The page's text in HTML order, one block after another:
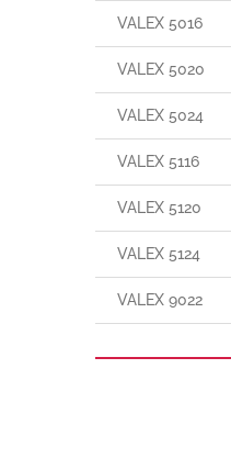
VALEX 5016
VALEX 5020
VALEX 5024
VALEX 5116
VALEX 5120
VALEX 5124
VALEX 9022